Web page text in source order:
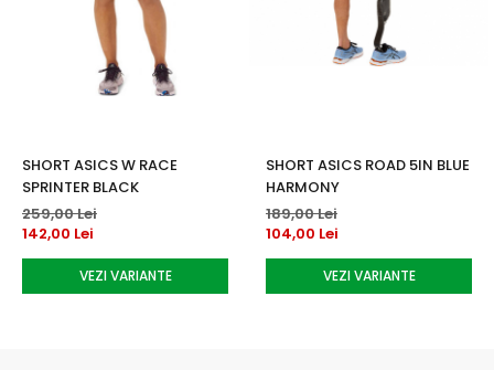
SHORT ASICS W RACE
SPRINTER BLACK
259,00 Lei
142,00 Lei
VEZI VARIANTE
SHORT ASICS ROAD 5IN BLUE
HARMONY
189,00 Lei
104,00 Lei
VEZI VARIANTE